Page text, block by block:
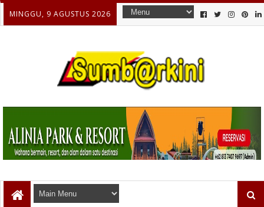
MINGGU, 9 AGUSTUS 2026